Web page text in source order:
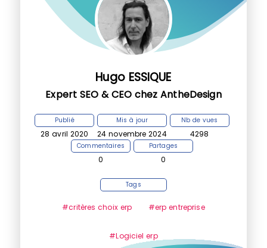
Hugo ESSIQUE
Expert SEO & CEO chez AntheDesign
Publié
28 avril 2020
Mis à jour
24 novembre 2024
Nb de vues
4298
Commentaires
0
Partages
0
Tags
#critères choix erp #erp entreprise
#Logiciel erp